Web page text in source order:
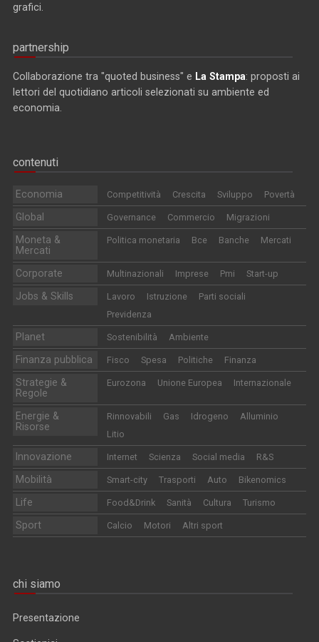
grafici.
partnership
Collaborazione tra "quoted business" e La Stampa: proposti ai
lettori del quotidiano articoli selezionati su ambiente ed
economia.
contenuti
Economia Competitività Crescita Sviluppo Povertà
Global Governance Commercio Migrazioni
Moneta &
Mercati
Politica monetaria Bce Banche Mercati
Corporate Multinazionali Imprese Pmi Start-up
Jobs & Skills Lavoro Istruzione
Parti sociali
Previdenza
Planet Sostenibilità Ambiente
Finanza pubblica Fisco Spesa Politiche Finanza
Strategie &
Regole
Eurozona Unione Europea Internazionale
Energie &
Risorse
Rinnovabili Gas Idrogeno
Alluminio
Litio
Innovazione Internet Scienza Social media R&S
Mobilità Smart-city Trasporti Auto Bikenomics
Life Food&Drink Sanità Cultura Turismo
Sport Calcio Motori Altri sport
chi siamo
Presentazione